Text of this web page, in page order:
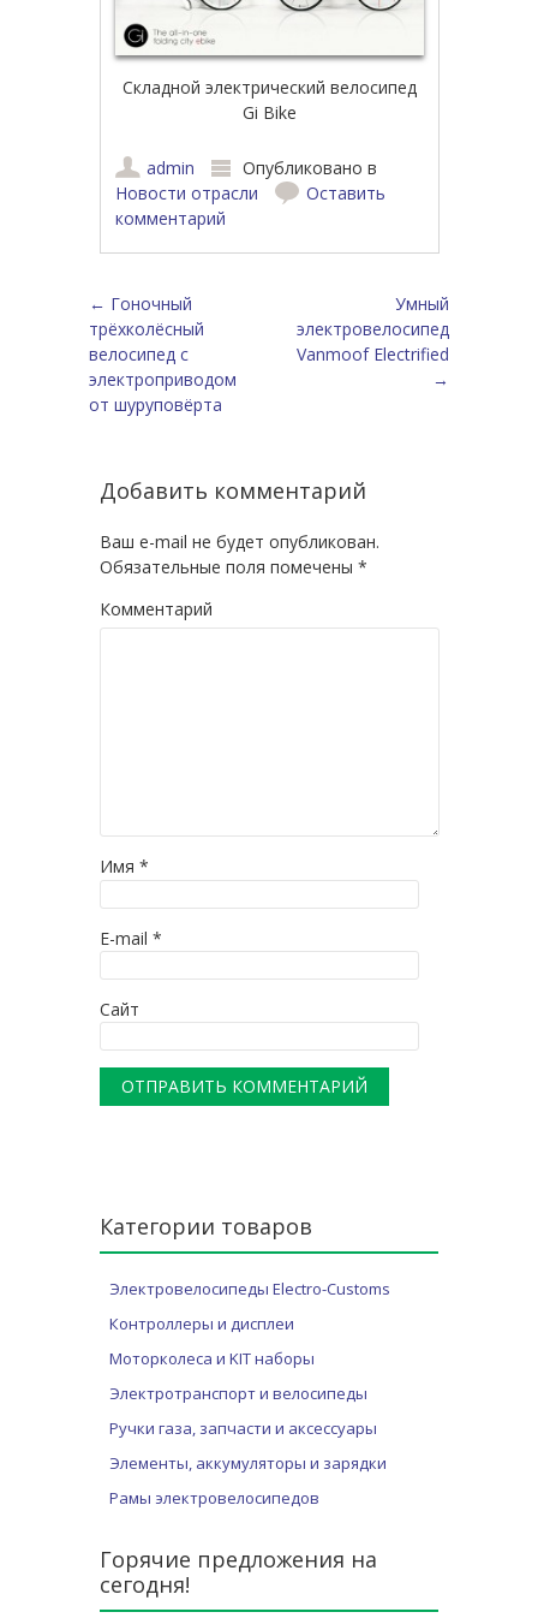
Складной электрический велосипед
Gi Bike
admin
Опубликовано в
Новости отрасли
Оставить
комментарий
Навигация по записям
← Гоночный
трёхколёсный
велосипед с
электроприводом
от шуруповёрта
Умный
электровелосипед
Vanmoof Electrified
→
Добавить комментарий
Ваш e-mail не будет опубликован.
Обязательные поля помечены *
Комментарий
Имя *
E-mail *
Сайт
Категории товаров
Электровелосипеды Electro-Customs
Контроллеры и дисплеи
Моторколеса и KIT наборы
Электротранспорт и велосипеды
Ручки газа, запчасти и аксессуары
Элементы, аккумуляторы и зарядки
Рамы электровелосипедов
Горячие предложения на
сегодня!